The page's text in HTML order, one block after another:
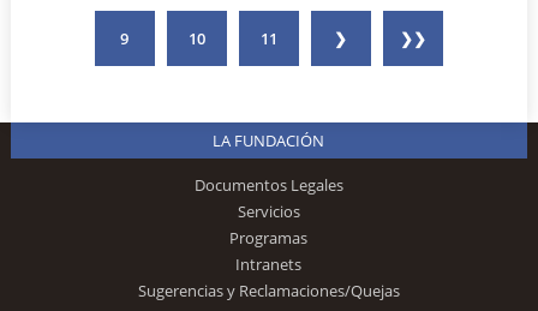
9 10 11 ❯ ❯❯
LA FUNDACIÓN
Documentos Legales
Servicios
Programas
Intranets
Sugerencias y Reclamaciones/Quejas